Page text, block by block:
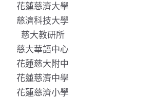
花蓮慈濟大學
慈濟科技大學
慈大教研所
慈大華語中心
花蓮慈大附中
花蓮慈濟中學
花蓮慈濟小學